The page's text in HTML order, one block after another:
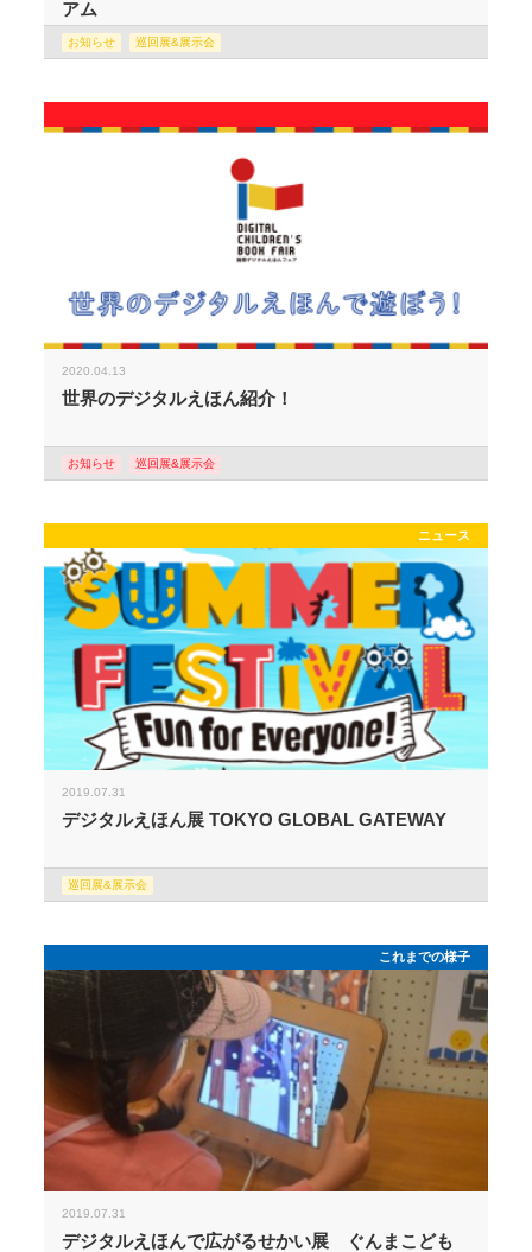
アム
お知らせ 巡回展&展示会
2020.04.13
世界のデジタルえほん紹介！
お知らせ 巡回展&展示会
ニュース
2019.07.31
デジタルえほん展 TOKYO GLOBAL GATEWAY
巡回展&展示会
これまでの様子
2019.07.31
デジタルえほんで広がるせかい展 ぐんまこども